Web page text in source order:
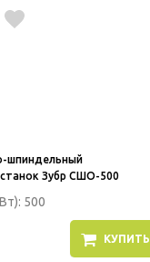
шпиндельный
Зубр СШО-500
500
КУПИТЬ